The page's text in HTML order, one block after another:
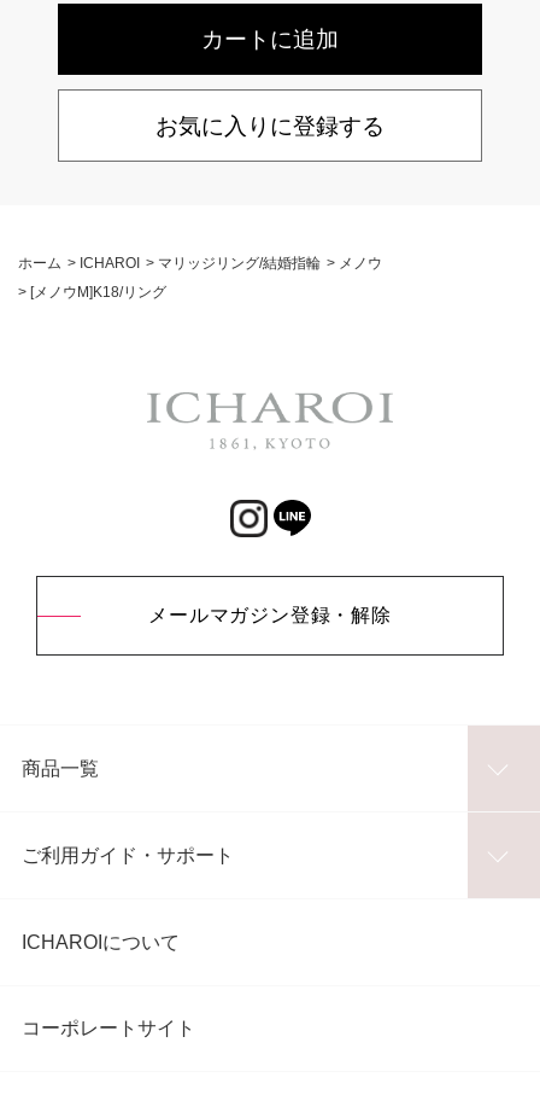
お気に入りに登録する
ホーム > ICHAROI > マリッジリング/結婚指輪 > メノウ
> [メノウM]K18/リング
メールマガジン登録・解除
商品一覧
ご利用ガイド・サポート
ICHAROIについて
コーポレートサイト